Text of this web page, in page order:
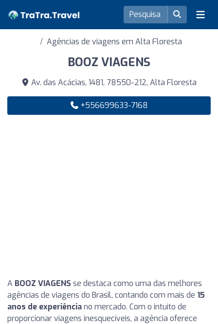
Agências de viagens em Alta Floresta
BOOZ VIAGENS
Av. das Acácias, 1481, 78550-212, Alta Floresta
+556699633-7168
A BOOZ VIAGENS se destaca como uma das melhores
agências de viagens do Brasil, contando com mais de 15
anos de experiênciano mercado. Com o intuito de
proporcionar viagens inesquecíveis, a agência oferece